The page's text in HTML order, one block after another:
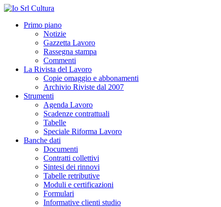
Primo piano
Notizie
Gazzetta Lavoro
Rassegna stampa
Commenti
La Rivista del Lavoro
Copie omaggio e abbonamenti
Archivio Riviste dal 2007
Strumenti
Agenda Lavoro
Scadenze contrattuali
Tabelle
Speciale Riforma Lavoro
Banche dati
Documenti
Contratti collettivi
Sintesi dei rinnovi
Tabelle retributive
Moduli e certificazioni
Formulari
Informative clienti studio